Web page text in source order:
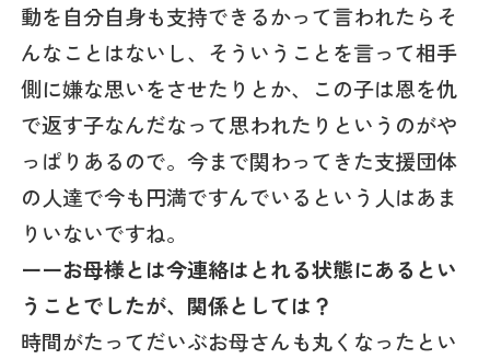
動を自分自身も支持できるかって言われたらそ
んなことはないし、そういうことを言って相手
側に嫌な思いをさせたりとか、この子は恩を仇
で返す子なんだなって思われたりというのがや
っぱりあるので。今まで関わってきた支援団体
の人達で今も円満ですんでいるという人はあま
りいないですね。
ーーお母様とは今連絡はとれる状態にあるとい
うことでしたが、関係としては？
時間がたってだいぶお母さんも丸くなったとい